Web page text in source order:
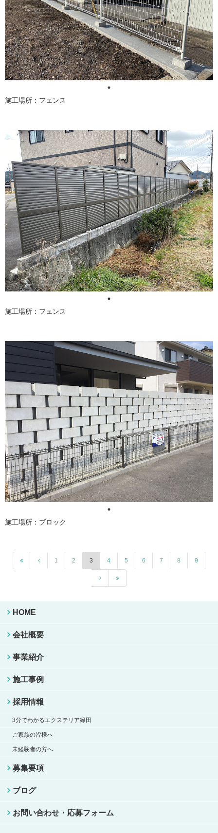
施工場所：フェンス
施工場所：フェンス
施工場所：ブロック
1 2 3 4 5 6 7 8 9
HOME
会社概要
事業紹介
施工事例
採用情報
3分でわかるエクステリア篠田
ご家族の皆様へ
未経験者の方へ
募集要項
ブログ
お問い合わせ・応募フォーム